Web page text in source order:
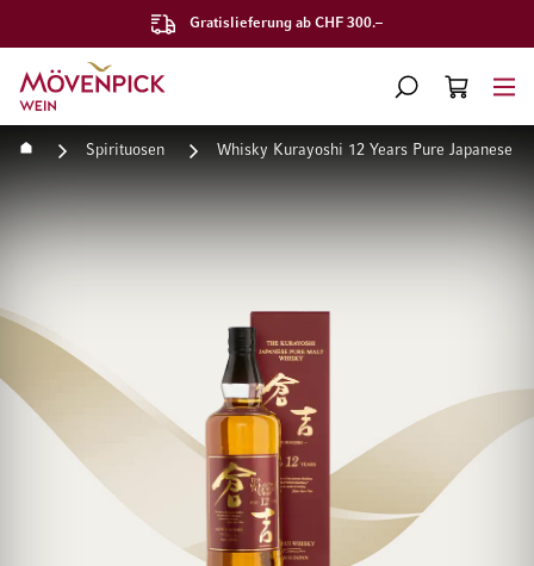
Gratislieferung ab CHF 300.–
Zur Startseite
SUCHE
WARENKORB
Startseite Spirituosen Whisky Kurayoshi 12 Years Pure Japanese